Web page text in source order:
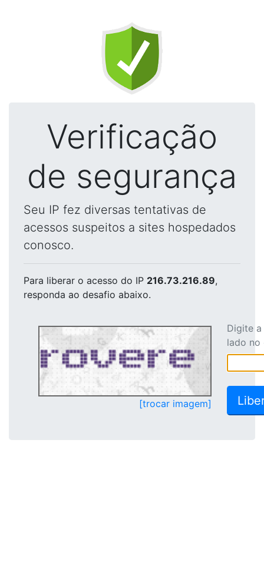
Verificação
de segurança
Seu IP fez diversas tentativas de
acessos suspeitos a sites hospedados
conosco.
Para liberar o acesso do IP 216.73.216.89,
responda ao desafio abaixo.
[trocar imagem]
Digite
lado no